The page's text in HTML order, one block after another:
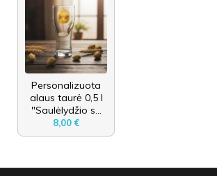
Personalizuota
alaus taurė 0,5 l
"Saulėlydžio s...
8,00 €